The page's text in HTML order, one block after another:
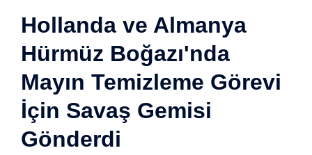
Hollanda ve Almanya
Hürmüz Boğazı'nda
Mayın Temizleme Görevi
İçin Savaş Gemisi
Gönderdi